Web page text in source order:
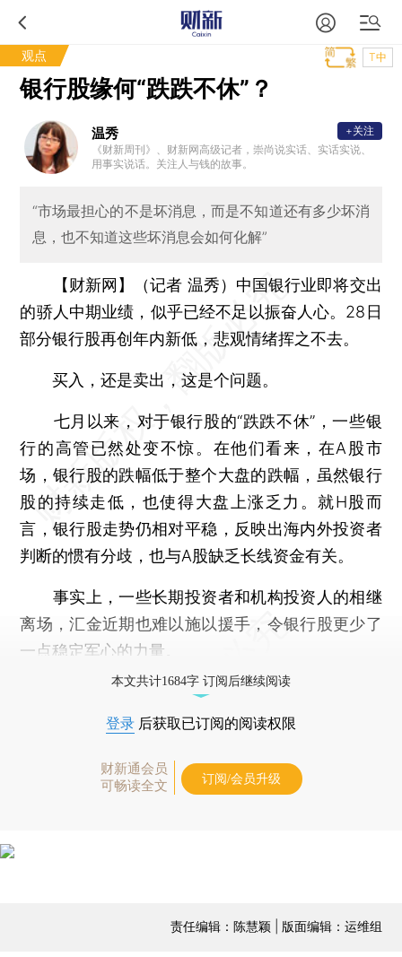
观点 T中
银行股缘何“跌跌不休”？
温秀
《财新周刊》、财新网高级记者，崇尚说实话、实话实说、
用事实说话。关注人与钱的故事。
+关注
“市场最担心的不是坏消息，而是不知道还有多少坏消
息，也不知道这些坏消息会如何化解”
【财新网】（记者 温秀） 中国银行业即将交出
的骄人中期业绩，似乎已经不足以振奋人心。28日
部分银行股再创年内新低，悲观情绪挥之不去。
买入，还是卖出，这是个问题。
七月以来，对于银行股的“跌跌不休”，一些银
行的高管已然处变不惊。在他们看来，在A股市
场，银行股的跌幅低于整个大盘的跌幅，虽然银行
股的持续走低，也使得大盘上涨乏力。就H股而
言，银行股走势仍相对平稳，反映出海内外投资者
判断的惯有分歧，也与A股缺乏长线资金有关。
事实上，一些长期投资者和机构投资人的相继
离场，汇金近期也难以施以援手，令银行股更少了
一点稳定军心的力量。
本文共计1684字 订阅后继续阅读
登录 后获取已订阅的阅读权限
财新通会员
可畅读全文
订阅/会员升级
责任编辑：陈慧颖 | 版面编辑：运维组